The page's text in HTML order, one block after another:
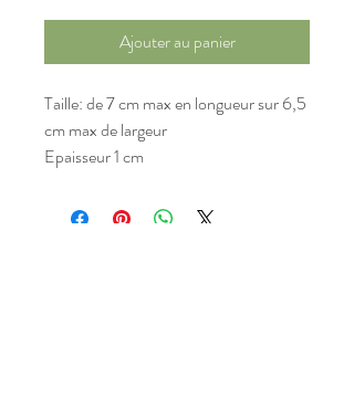
Ajouter au panier
Taille: de 7 cm max en longueur sur 6,5
cm max de largeur
Epaisseur 1 cm